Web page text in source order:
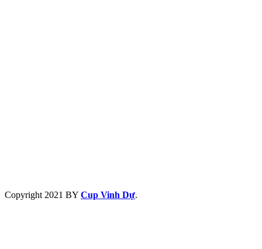
Copyright 2021 BY Cup Vinh Dự.